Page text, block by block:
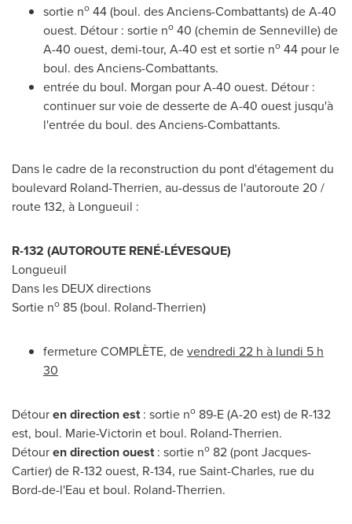
sortie no 44 (boul. des Anciens-Combattants) de A-40
ouest. Détour : sortie no 40 (chemin deSenneville) de
A-40 ouest, demi-tour, A-40 est et sortie no 44 pour le
boul. des Anciens-Combattants.
entrée du boul. Morgan pour A-40 ouest. Détour :
continuer sur voie de desserte de A-40 ouest jusqu'à
l'entrée du boul. des Anciens-Combattants.
Dans le cadre de la reconstruction du pont d'étagement du
boulevard Roland-Therrien, au-dessus de l'autoroute 20 /
route 132, à Longueuil :
R-132 (AUTOROUTE RENÉ-LÉVESQUE)
Longueuil
Dans les DEUX directions
Sortie no 85 (boul. Roland-Therrien)
fermeture COMPLÈTE, devendredi 22 h à lundi 5 h
30
Détouren direction est: sortie no 89-E (A-20 est) de R-132
est, boul. Marie-Victorin et boul. Roland-Therrien.
Détouren direction ouest: sortie no 82 (pont Jacques-
Cartier) de R-132 ouest, R-134, rueSaint-Charles, rue du
Bord-de-l'Eau et boul. Roland-Therrien.